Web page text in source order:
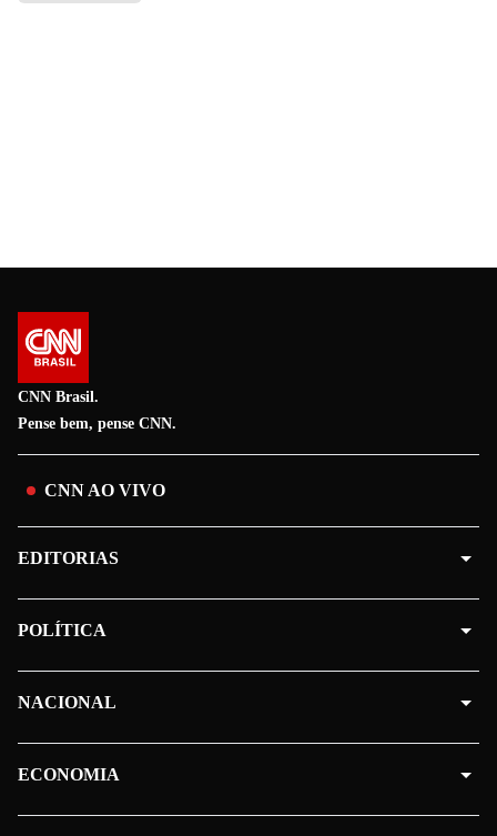
CNN Brasil.
Pense bem, pense CNN.
CNN AO VIVO
EDITORIAS
POLÍTICA
NACIONAL
ECONOMIA